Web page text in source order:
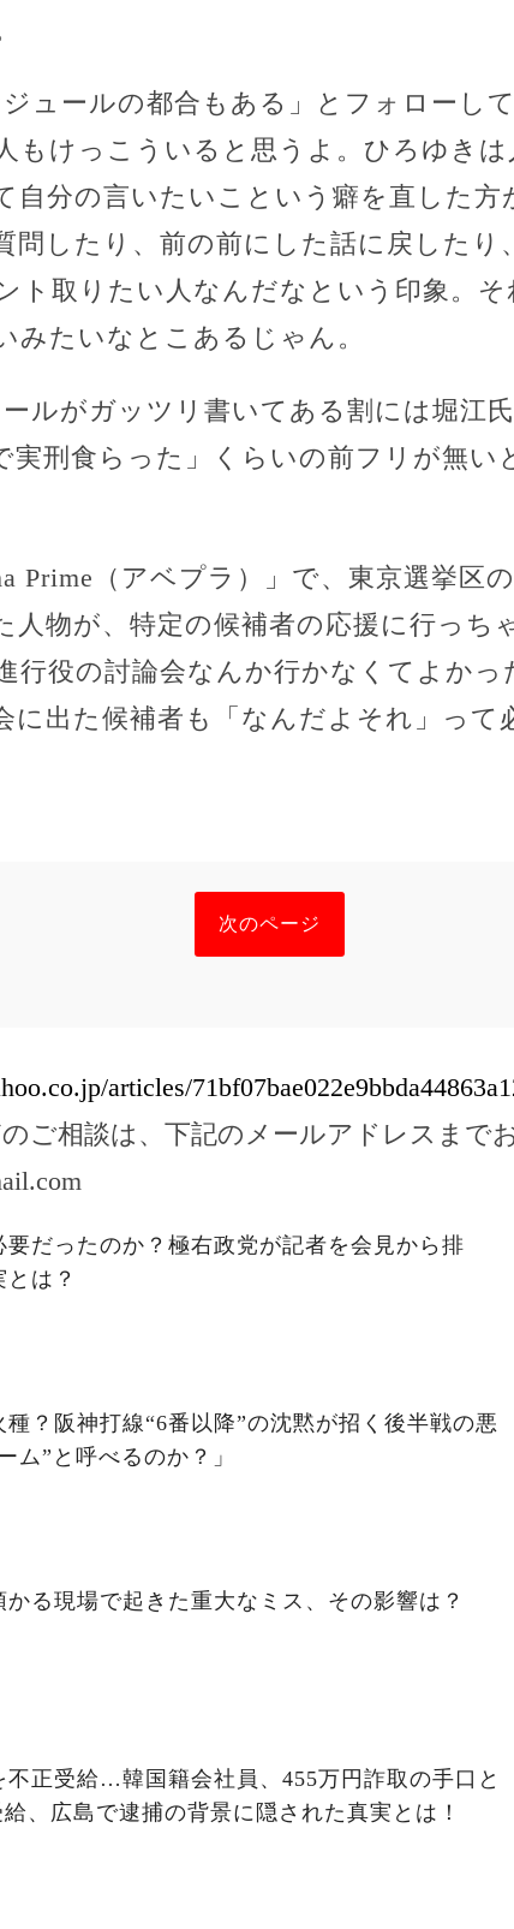
ュールの都合もある」とフォローし
もけっこういると思うよ。ひろゆき
自分の言いたいこという癖を直した方
問したり、前の前にした話に戻したり
ト取りたい人なんだなという印象。そ
みたいなとこあるじゃん。
ルがガッツリ書いてある割には堀江
実刑食らった」くらいの前フリが無い
Prime（アベプラ）」で、東京選挙区
人物が、特定の候補者の応援に行っ
行役の討論会なんか行かなくてよかっ
出た候補者も「なんだよそれ」って
次のページ
articles/
ご相談は、下記のメールアドレスまで
要だったのか？極右政党が記者を会見から排
は？
種？阪神打線“6番以降”の沈黙が招く後半戦の悪
”と呼べるのか？」
る現場で起きた重大なミス、その影響は？
正受給…韓国籍会社員、455万円詐取の手口と
、広島で逮捕の背景に隠された真実とは！